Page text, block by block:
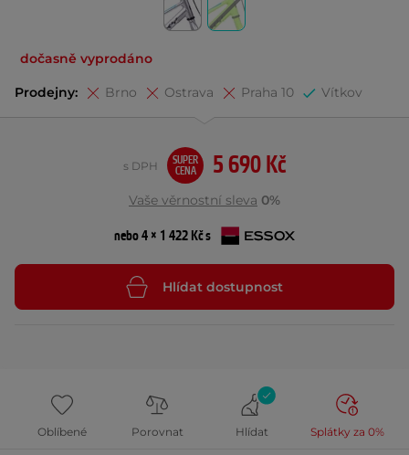
dočasně vyprodáno
Prodejny: Brno Ostrava Praha 10 Vítkov
5 690 Kč
s DPH
SUPER
CENA
Vaše věrnostní sleva 0%
nebo 4 × 1 422 Kč s
Hlídat dostupnost
Oblíbené Porovnat Hlídat Splátky za 0%